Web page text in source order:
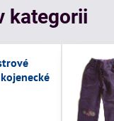
kategorii